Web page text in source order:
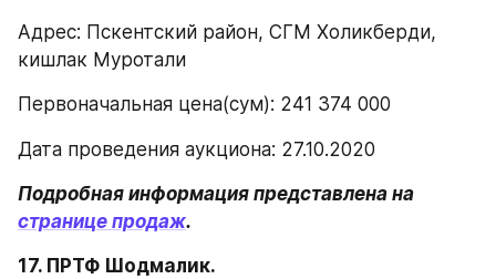
Адрес: Пскентский район, СГМ Холикберди,
кишлак Муротали
Первоначальная цена(сум): 241 374 000
Дата проведения аукциона: 27.10.2020
странице продаж.
17. ПРТФ Шодмалик.